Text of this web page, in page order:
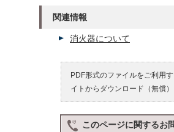
関連情報
消火器について
PDF形式のファイルをご利用
イトからダウンロード（無償）
このページに関するお